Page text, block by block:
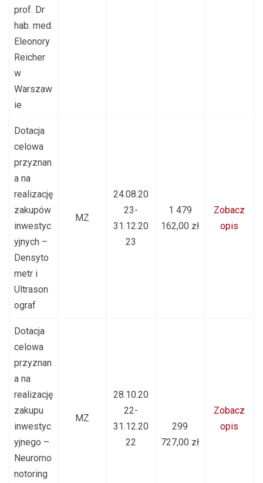
prof. Dr
hab. med.
Eleonory
Reicher
w
Warszaw
ie
Dotacja
celowa
przyznan
a na
realizację
zakupów
inwestyc
yjnych –
Densyto
metr i
Ultrason
ograf
MZ
24.08.20
23-
31.12.20
23
1 479
162,00 zł
Zobacz
opis
Dotacja
celowa
przyznan
a na
realizację
zakupu
inwestyc
yjnego –
Neuromo
notoring
MZ
28.10.20
22-
31.12.20
22
299
727,00 zł
Zobacz
opis